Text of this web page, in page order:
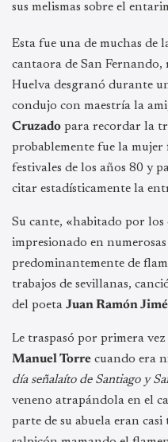
sus melismas sobre el
Esta fue una de muchas de
cantaora de San Fernando,
Huelva desgranó durante
condujo con maestría la
Cruzado para recordar la
probablemente fue la mujer
festivales de los años 80 y
citar estadísticamente la
Su cante, «habitado por los
impresionado en
predominantemente de
trabajos de sevillanas,
del poeta Juan Ramón
Le traspasó por primera
Manuel Torre cuando era
día señalaíto de Santiago y
veneno atrapándola en el
parte de su abuela eran